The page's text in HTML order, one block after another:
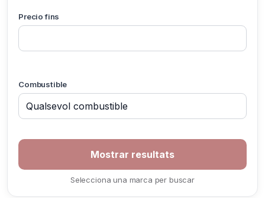
Precio fins
Combustible
Selecciona una marca per buscar